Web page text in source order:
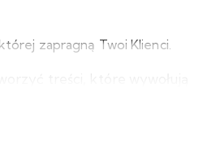
zapragną Twoi Klienci.